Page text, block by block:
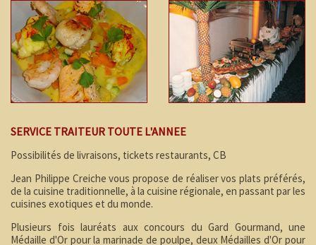
SERVICE TRAITEUR TOUTE L'ANNEE
Possibilités de livraisons, tickets restaurants, CB
Jean Philippe Creiche vous propose de réaliser vos plats préférés,
de la cuisine traditionnelle, à la cuisine régionale, en passant par les
cuisines exotiques et du monde.
Plusieurs fois lauréats aux concours du Gard Gourmand, une
Médaille d'Or pour la marinade de poulpe, deux Médailles d'Or pour